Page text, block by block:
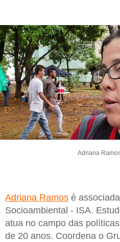
Adriana
Adriana Ramos é
Socioambiental - ISA.
atua no campo das
de 20 anos. Coordena o